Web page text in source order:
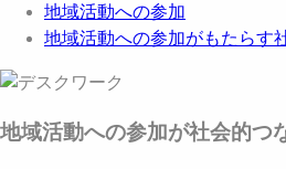
地域活動への参加
地域活動への参加がもたらす
地域活動への参加が社会的つ